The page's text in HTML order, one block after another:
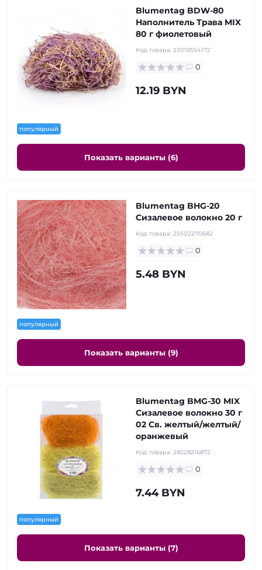
популярный
Blumentag BDW-80
Наполнитель Трава MIX
80 г фиолетовый
Код товара: 23019554172
0
12.19 BYN
Показать варианты (6)
популярный
Blumentag BHG-20
Сизалевое волокно 20 г
Код товара: 25502270682
0
5.48 BYN
Показать варианты (9)
популярный
Blumentag BMG-30 MIX
Сизалевое волокно 30 г
02 Св. желтый/желтый/
оранжевый
Код товара: 28228216872
0
7.44 BYN
Показать варианты (7)